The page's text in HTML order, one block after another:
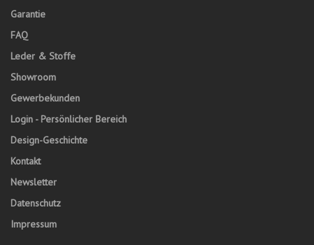
Garantie
FAQ
Leder & Stoffe
Showroom
Gewerbekunden
Login - Persönlicher Bereich
Design-Geschichte
Kontakt
Newsletter
Datenschutz
Impressum